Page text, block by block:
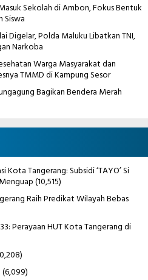
Sekolah di Ambon, Fokus Bentuk
Siswa
Digelar, Polda Maluku Libatkan TNI,
Narkoba
Warga Masyarakat dan
TMMD di Kampung Sesor
Bagikan Bendera Merah
Kota Tangerang: Subsidi ‘TAYO’ Si
(10,515)
Raih Predikat Wilayah Bebas
Perayaan HUT Kota Tangerang di
(6,099)